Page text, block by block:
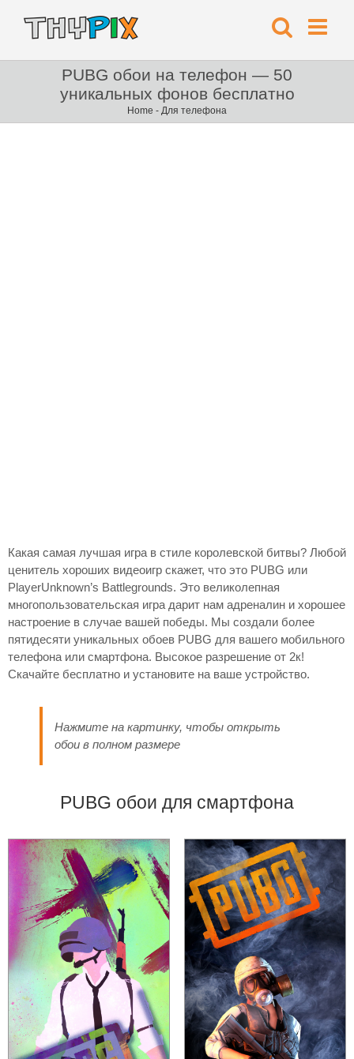
PUBG обои на телефон — 50
уникальных фонов бесплатно
Home - Для телефона
Какая самая лучшая игра в стиле королевской битвы? Любой
ценитель хороших видеоигр скажет, что это PUBG или
PlayerUnknown’s Battlegrounds. Это великолепная
многопользовательская игра дарит нам адреналин и хорошее
настроение в случае вашей победы. Мы создали более
пятидесяти уникальных обоев PUBG для вашего мобильного
телефона или смартфона. Высокое разрешение от 2к!
Скачайте бесплатно и установите на ваше устройство.
Нажмите на картинку, чтобы открыть
обои в полном размере
PUBG обои для смартфона